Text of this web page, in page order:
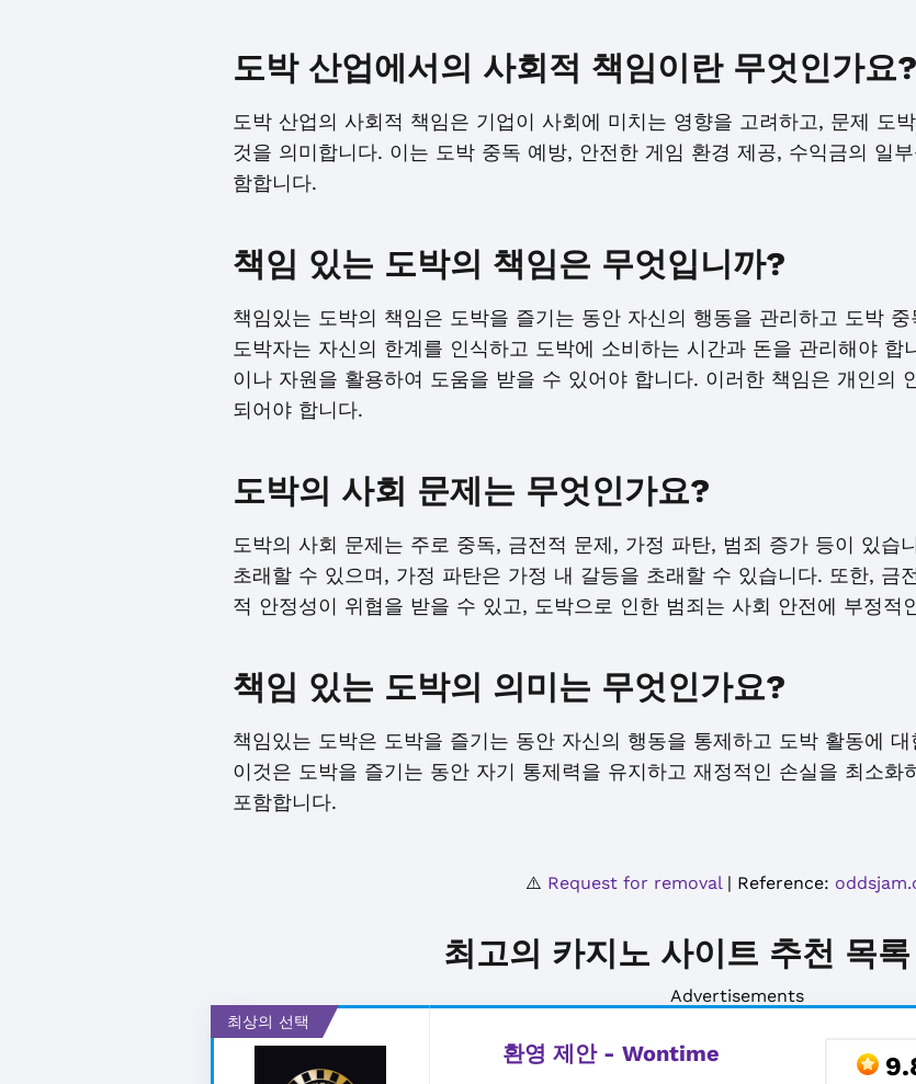
도박 산업에서의 사회적 책임이란 무엇인가요?
도박 산업의 사회적 책임은 기업이 사회에 미치는 영향을 고려하고, 문제 도
것을 의미합니다. 이는 도박 중독 예방, 안전한 게임 환경 제공, 수익금의 일
함합니다.
책임 있는 도박의 책임은 무엇입니까?
책임있는 도박의 책임은 도박을 즐기는 동안 자신의 행동을 관리하고 도박
도박자는 자신의 한계를 인식하고 도박에 소비하는 시간과 돈을 관리해야 합
이나 자원을 활용하여 도움을 받을 수 있어야 합니다. 이러한 책임은 개인의
되어야 합니다.
도박의 사회 문제는 무엇인가요?
도박의 사회 문제는 주로 중독, 금전적 문제, 가정 파탄, 범죄 증가 등이 있습
초래할 수 있으며, 가정 파탄은 가정 내 갈등을 초래할 수 있습니다. 또한, 금
적 안정성이 위협을 받을 수 있고, 도박으로 인한 범죄는 사회 안전에 부정적
책임 있는 도박의 의미는 무엇인가요?
책임있는 도박은 도박을 즐기는 동안 자신의 행동을 통제하고 도박 활동에
이것은 도박을 즐기는 동안 자기 통제력을 유지하고 재정적인 손실을 최소화
포함합니다.
⚠️ Request for removal| Reference:
최고의 카지노 사이트 추천 목
Advertisements
최상의 선택
환영 제안 - Wontime